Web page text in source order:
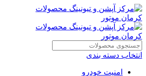
انتخاب دسته بندی
امنیت خودرو